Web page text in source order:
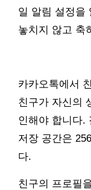
일 알림 설정을
놓치지 않고 축
카카오톡에서
친구가 자신의
인해야 합니다.
저장 공간은
다.
친구의 프로필